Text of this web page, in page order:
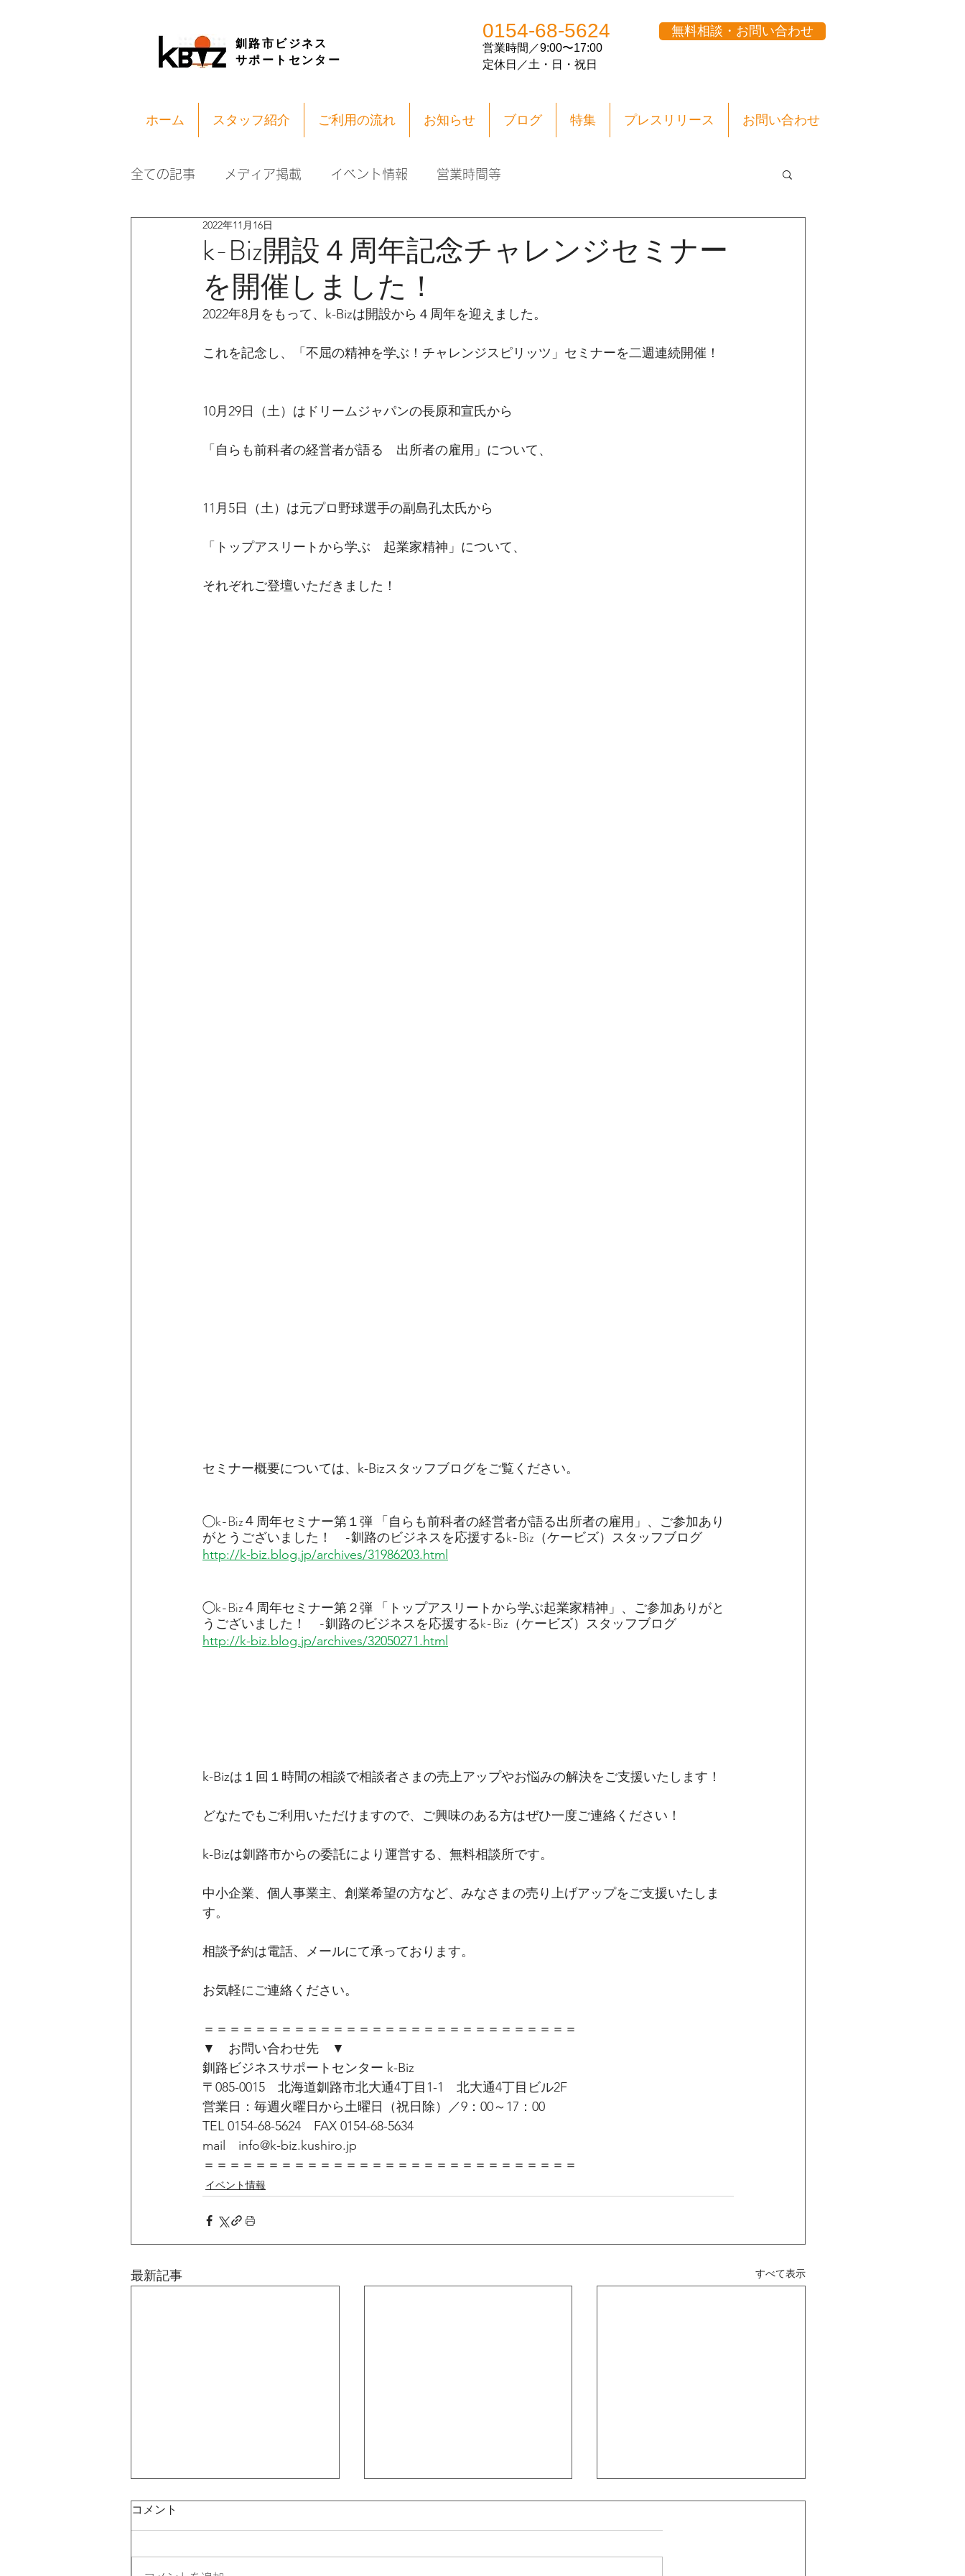
釧路市ビジネス
サポートセンター
0154-68-5624
営業時間／9:00〜17:00
​定休日／土・日・祝日
無料相談・お問い合わせ
ホーム スタッフ紹介 ご利用の流れ お知らせ ブログ 特集 プレスリリース お問い合わせ
全ての記事 メディア掲載 イベント情報 営業時間等
k-Biz開設４周年記念チャレンジセミナー
を開催しました！
2022年11月16日
2022年8月をもって、k-Bizは開設から４周年を迎えました。
これを記念し、「不屈の精神を学ぶ！チャレンジスピリッツ」セミナーを二週連続開催！
10月29日（土）はドリームジャパンの長原和宣氏から
「自らも前科者の経営者が語る　出所者の雇用」について、
11月5日（土）は元プロ野球選手の副島孔太氏から
「トップアスリートから学ぶ　起業家精神」について、
それぞれご登壇いただきました！
セミナー概要については、k-Bizスタッフブログをご覧ください。
◯k-Biz４周年セミナー第１弾 「自らも前科者の経営者が語る出所者の雇用」、ご参加あり
がとうございました！　-釧路のビジネスを応援するk-Biz（ケービズ）スタッフブログ
http://k-biz.blog.jp/archives/31986203.html
◯k-Biz４周年セミナー第２弾 「トップアスリートから学ぶ起業家精神」、ご参加ありがと
うございました！　-釧路のビジネスを応援するk-Biz（ケービズ）スタッフブログ
http://k-biz.blog.jp/archives/32050271.html
k-Bizは１回１時間の相談で相談者さまの売上アップやお悩みの解決をご支援いたします！
どなたでもご利用いただけますので、ご興味のある方はぜひ一度ご連絡ください！
k-Bizは釧路市からの委託により運営する、無料相談所です。
中小企業、個人事業主、創業希望の方など、みなさまの売り上げアップをご支援いたしま
す。
相談予約は電話、メールにて承っております。
お気軽にご連絡ください。
＝＝＝＝＝＝＝＝＝＝＝＝＝＝＝＝＝＝＝＝＝＝＝＝＝＝＝＝＝
▼　お問い合わせ先　▼
釧路ビジネスサポートセンター k-Biz
〒085-0015　北海道釧路市北大通4丁目1-1　北大通4丁目ビル2F
営業日：毎週火曜日から土曜日（祝日除）／9：00～17：00
TEL 0154-68-5624　FAX 0154-68-5634
mail　info@k-biz.kushiro.jp
＝＝＝＝＝＝＝＝＝＝＝＝＝＝＝＝＝＝＝＝＝＝＝＝＝＝＝＝＝
イベント情報
最新記事 すべて表示
コメント